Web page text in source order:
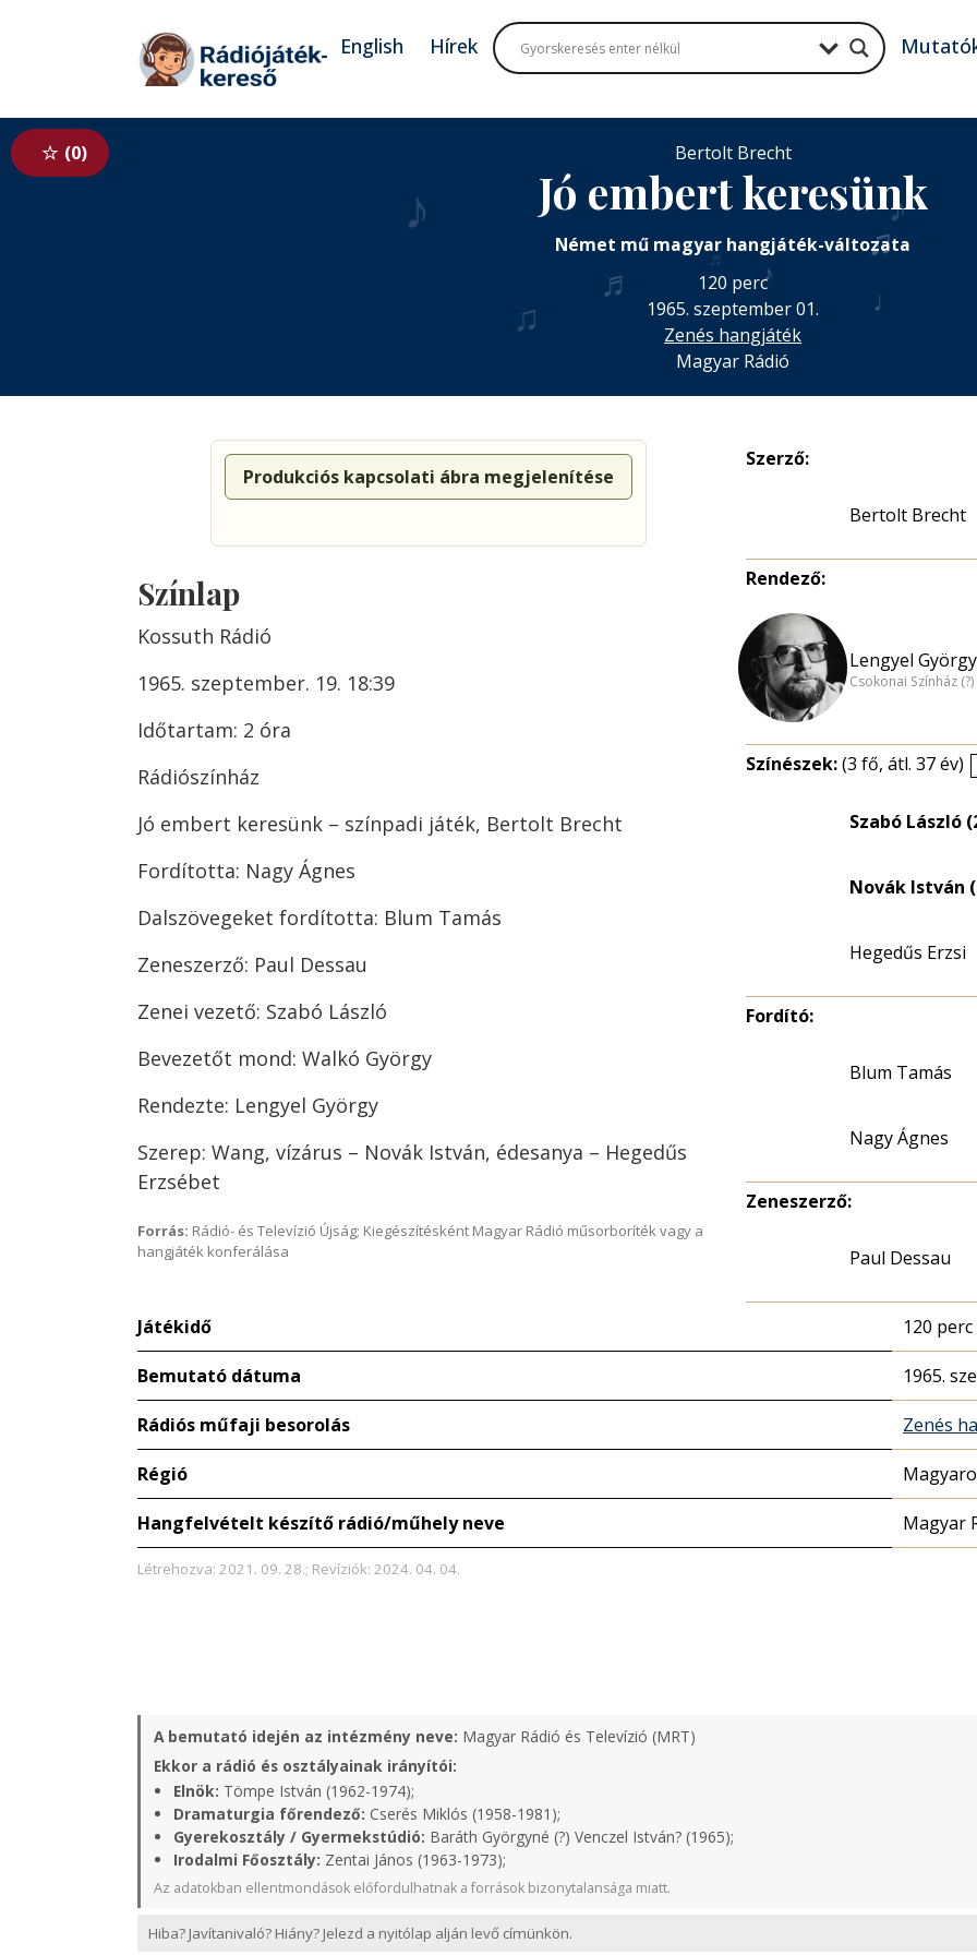
Tovább a tartalomhoz
English Hírek
0
♪
♫
♬
♪
♫
♬
Bertolt Brecht
Jó embert keresünk
Német mű magyar hangjáték-változata
120 perc
1965. szeptember 01.
Zenés hangjáték
Magyar Rádió
Produkciós kapcsolati ábra megjelenítése
Színlap
Kossuth Rádió
1965. szeptember. 19. 18:39
Időtartam: 2 óra
Rádiószínház
Jó embert keresünk – színpadi játék, Bertolt Brecht
Fordította: Nagy Ágnes
Dalszövegeket fordította: Blum Tamás
Zeneszerző: Paul Dessau
Zenei vezető: Szabó László
Bevezetőt mond: Walkó György
Rendezte: Lengyel György
Szerep: Wang, vízárus – Novák István, édesanya – Hegedűs
Erzsébet
Forrás: Rádió- és Televízió Újság; Kiegészítésként Magyar Rádió műsorboríték vagy a
hangjáték konferálása
Szerző:
Bertolt Brecht
Rendező:
Lengyel
Csokonai Színház
Színészek:(3 fő, átl. 37 év)
Szabó László
Novák István
Hegedűs Erzsi
Fordító:
Blum Tamás
Nagy Ágnes
Zeneszerző:
Paul Dessau
Játékidő 120 perc
Bemutató dátuma 1965.
Rádiós műfaji besorolás Zenés
Régió
Hangfelvételt készítő rádió/műhely neve Magyar
Létrehozva: 2021. 09. 28.; Revíziók: 2024. 04. 04.
A bemutató idején az intézmény neve: Magyar Rádió és Televízió (MRT)
Ekkor a rádió és osztályainak irányítói:
Elnök: Tömpe István (1962-1974);
Dramaturgia főrendező: Cserés Miklós (1958-1981);
Gyerekosztály / Gyermekstúdió: Baráth Györgyné (?) Venczel István? (1965);
Irodalmi Főosztály: Zentai János (1963-1973);
Az adatokban ellentmondások előfordulhatnak a források bizonytalansága miatt.
Hiba? Javítanivaló? Hiány? Jelezd a nyitólap alján levő címünkön.